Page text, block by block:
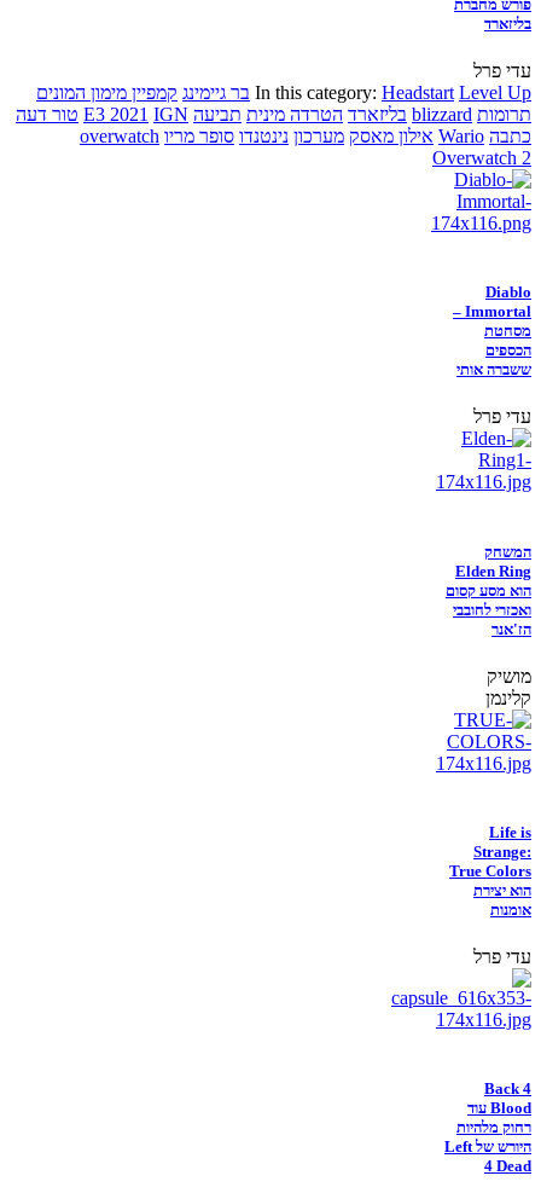
פורש מחברת
בליזארד
עדי פרל
In this category: Headstart Level Up בר גיימינג קמפיין מימון המונים
תרומות blizzard בליזארד הטרדה מינית תביעה E3 2021 IGN
טור דעה
כתבה Wario אילון מאסק מערכון נינטנדו סופר מריו overwatch
Overwatch 2
Diablo
Immortal –
מסחטת
הכספים
ששברה אותי
עדי פרל
המשחק
Elden Ring
הוא מסע קסום
ואכזרי לחובבי
הז'אנר
מושיק
קלינמן
Life is
Strange:
True Colors
הוא יצירת
אומנות
עדי פרל
Back 4
Blood עוד
רחוק מלהיות
היורש של Left
4 Dead